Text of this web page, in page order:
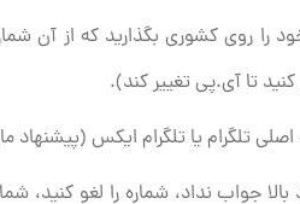
را روی کشوری بگذارید که از آن
تا آی.پی تغییر کند).
تلگرام یا تلگرام ایکس (پیشنهاد
بالا جواب نداد، شماره را لغو